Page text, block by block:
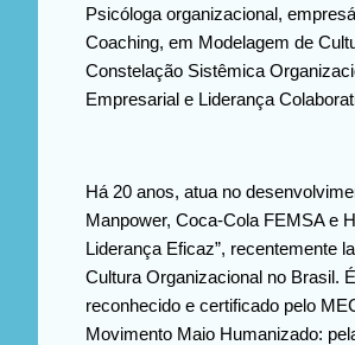
Psicóloga organizacional,
Coaching, em Modelagem de
Constelação Sistêmica
Empresarial e Liderança
Há 20 anos, atua no
Manpower, Coca-Cola FEMSA e
Liderança Eficaz”, recentemente
Cultura Organizacional no Brasil.
reconhecido e certificado pelo
Movimento Maio Humanizado: